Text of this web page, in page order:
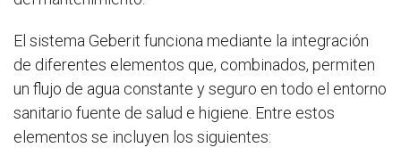
El sistema Geberit funciona mediante la integración
de diferentes elementos que, combinados, permiten
un flujo de agua constante y seguro en todo el entorno
sanitario fuente de salud e higiene. Entre estos
elementos se incluyen los siguientes: